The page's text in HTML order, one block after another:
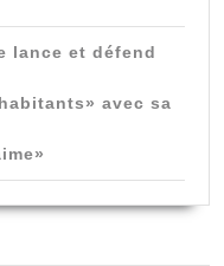
lance et défend
avec sa